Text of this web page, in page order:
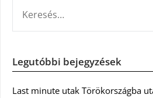
Legutóbbi bejegyzések
Last minute utak Törökországba